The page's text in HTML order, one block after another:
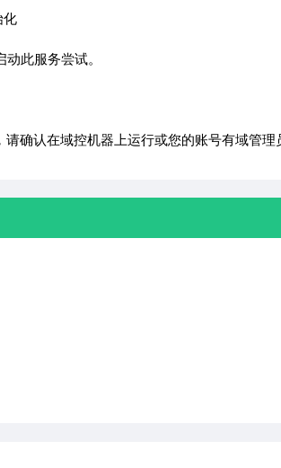
化
此服务尝试。
确认在域控机器上运行或您的账号有域管理